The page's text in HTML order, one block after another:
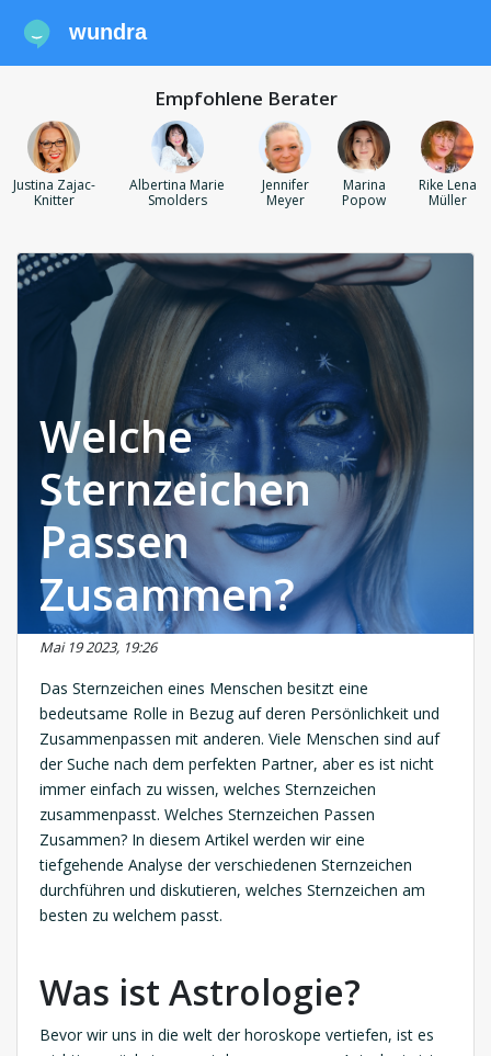
wundra
Empfohlene Berater
Justina Zajac-
Knitter
Albertina Marie
Smolders
Jennifer
Meyer
Marina
Popow
Rike Lena
Müller
Welche
Sternzeichen
Passen
Zusammen?
Mai 19 2023, 19:26
Das Sternzeichen eines Menschen besitzt eine
bedeutsame Rolle in Bezug auf deren Persönlichkeit und
Zusammenpassen mit anderen. Viele Menschen sind auf
der Suche nach dem perfekten Partner, aber es ist nicht
immer einfach zu wissen, welches Sternzeichen
zusammenpasst. Welches Sternzeichen Passen
Zusammen? In diesem Artikel werden wir eine
tiefgehende Analyse der verschiedenen Sternzeichen
durchführen und diskutieren, welches Sternzeichen am
besten zu welchem passt.
Was ist Astrologie?
Bevor wir uns in die welt der horoskope vertiefen, ist es